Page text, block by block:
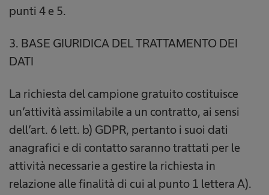
punti 4 e 5.
3. BASE GIURIDICA DEL TRATTAMENTO DEI
DATI
La richiesta del campione gratuito costituisce
un’attività assimilabile a un contratto, ai sensi
dell’art. 6 lett. b) GDPR, pertanto i suoi dati
anagrafici e di contatto saranno trattati per le
attività necessarie a gestire la richiesta in
relazione alle finalità di cui al punto 1 lettera A).